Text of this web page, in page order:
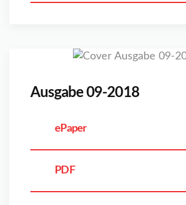
Ausgabe 09-2018
ePaper
PDF